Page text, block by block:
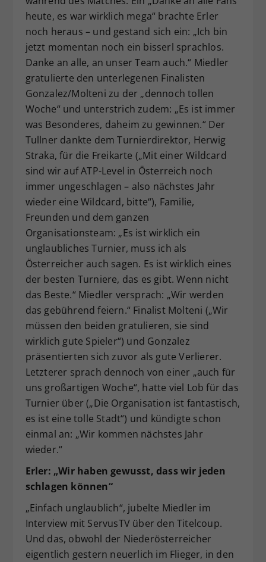
heute, es war wirklich mega“ brachte Erler
noch heraus – und gestand sich ein: „Ich bin
jetzt momentan noch ein bisserl sprachlos.
Danke an alle, an unser Team auch.“ Miedler
gratulierte den unterlegenen Finalisten
Gonzalez/Molteni zu der „dennoch tollen
Woche“ und unterstrich zudem: „Es ist immer
was Besonderes, daheim zu gewinnen.“ Der
Tullner dankte dem Turnierdirektor, Herwig
Straka, für die Freikarte („Mit einer Wildcard
sind wir auf ATP-Level in Österreich noch
immer ungeschlagen – also nächstes Jahr
wieder eine Wildcard, bitte“), Familie,
Freunden und dem ganzen
Organisationsteam: „Es ist wirklich ein
unglaubliches Turnier, muss ich als
Österreicher auch sagen. Es ist wirklich eines
der besten Turniere, das es gibt. Wenn nicht
das Beste.“ Miedler versprach: „Wir werden
das gebührend feiern.“ Finalist Molteni („Wir
müssen den beiden gratulieren, sie sind
wirklich gute Spieler“) und Gonzalez
präsentierten sich zuvor als gute Verlierer.
Letzterer sprach dennoch von einer „auch für
uns großartigen Woche“, hatte viel Lob für das
Turnier über („Die Organisation ist fantastisch,
es ist eine tolle Stadt“) und kündigte schon
einmal an: „Wir kommen nächstes Jahr
wieder.“
Erler: „Wir haben gewusst, dass wir jeden
schlagen können“
„Einfach unglaublich“, jubelte Miedler im
Interview mit ServusTV über den Titelcoup.
Und das, obwohl der Niederösterreicher
eigentlich gestern neuerlich im Flieger, in den